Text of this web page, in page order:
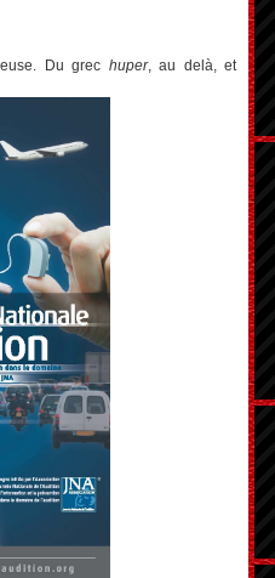
Du grec huper, au delà, et